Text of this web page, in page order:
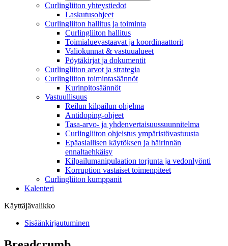
Curlingliiton yhteystiedot
Laskutusohjeet
Curlingliiton hallitus ja toiminta
Curlingliiton hallitus
Toimialuevastaavat ja koordinaattorit
Valiokunnat & vastuualueet
Pöytäkirjat ja dokumentit
Curlingliiton arvot ja strategia
Curlingliiton toimintasäännöt
Kurinpitosäännöt
Vastuullisuus
Reilun kilpailun ohjelma
Antidoping-ohjeet
Tasa-arvo- ja yhdenvertaisuussuunnitelma
Curlingliiton ohjeistus ympäristövastuusta
Epäasiallisen käytöksen ja häirinnän
ennaltaehkäisy
Kilpailumanipulaation torjunta ja vedonlyönti
Korruption vastaiset toimenpiteet
Curlingliiton kumppanit
Kalenteri
Käyttäjävalikko
Sisäänkirjautuminen